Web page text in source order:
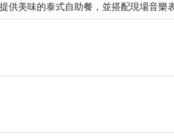
供美味的泰式自助餐，並搭配現場音樂
藝。
@Sunshine Hill's，即可享受高達 5 折